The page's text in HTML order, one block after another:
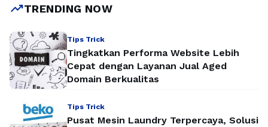
Baca Selengkapnya
trending_upTRENDING NOW
Tips Trick
Tingkatkan Performa Website Lebih
Cepat dengan Layanan Jual Aged
Domain Berkualitas
Tips Trick
Pusat Mesin Laundry Terpercaya, Solusi